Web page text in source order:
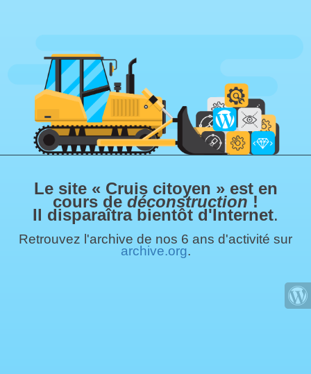
Le site « Cruis citoyen » est en
cours de déconstruction !
Il disparaîtra bientôt d'Internet.
Retrouvez l'archive de nos 6 ans d'activité sur
archive.org.